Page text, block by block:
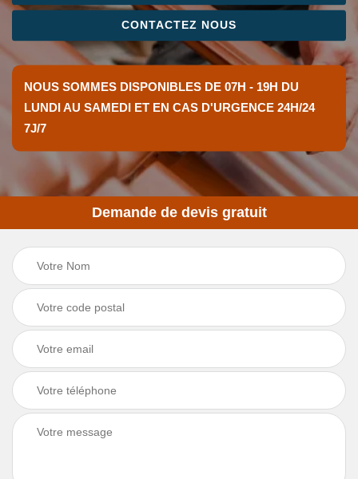
CONTACTEZ NOUS
NOUS SOMMES DISPONIBLES DE 07H - 19H DU
LUNDI AU SAMEDI ET EN CAS D'URGENCE 24H/24
7J/7
Demande de devis gratuit